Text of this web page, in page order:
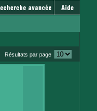
Résultats par page